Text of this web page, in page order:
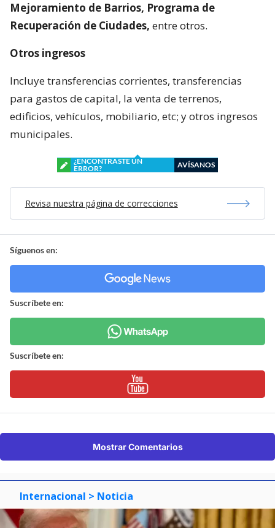
Mejoramiento de Barrios, Programa de
Recuperación de Ciudades, entre otros.
Otros ingresos
Incluye transferencias corrientes, transferencias
para gastos de capital, la venta de terrenos,
edificios, vehículos, mobiliario, etc; y otros ingresos
municipales.
¿ENCONTRASTE UN
ERROR?
AVÍSANOS
Revisa nuestra página de correcciones
Síguenos en:
Suscríbete en:
Suscríbete en:
Mostrar Comentarios
Internacional > Noticia